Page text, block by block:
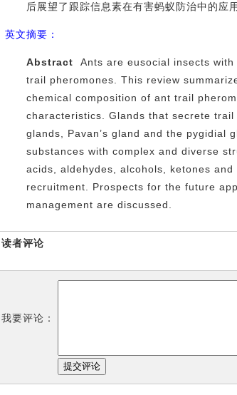
后展望了跟踪信息素在有害蚂蚁防治中的应
英文摘要：
AbstractAnts are eusocial insects
trail pheromones. This review
chemical composition of ant trail
characteristics. Glands that secrete
glands, Pavan’s gland and the pygidial
substances with complex and diverse
acids, aldehydes, alcohols, ketones
recruitment. Prospects for the future
management are discussed.
读者评论
我要评论：